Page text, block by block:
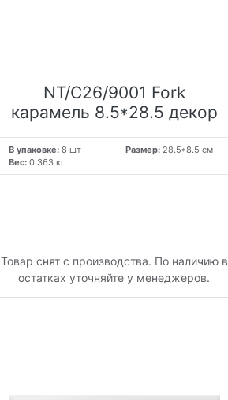
NT/C26/9001 Fork
карамель 8.5*28.5 декор
В упаковке:8 шт Размер: 28.5*8.5 см
Вес: 0.363 кг
Товар снят с производства. По наличию в
остатках уточняйте у менеджеров.